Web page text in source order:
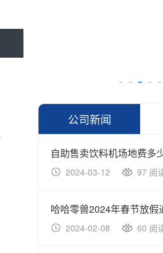
公司新闻
自助售卖饮料机场地费多
2024-03-12 97 阅
哈哈零兽2024年春节放假
2024-02-08 60 阅